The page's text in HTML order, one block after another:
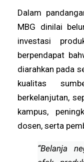
Dalam
MBG dinilai
investasi
berpendapat
diarahkan pada
kualitas
berkelanjutan,
kampus,
dosen, serta
“Belanja